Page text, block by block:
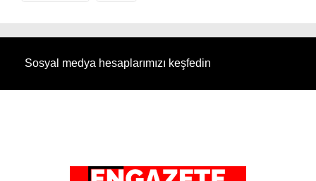
Sosyal medya hesaplarımızı keşfedin